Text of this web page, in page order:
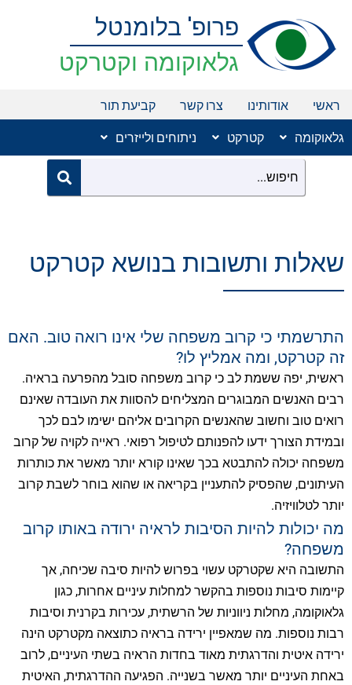
לתוכן
פרופ' בלומנטל
גלאוקומה וקטרקט
ראשי אודותינו צרו קשר קביעת תור
גלאוקומה קטרקט ניתוחים ולייזרים
שאלות ותשובות בנושא קטרקט
התרשמתי כי קרוב משפחה שלי אינו רואה טוב. האם
זה קטרקט, ומה אמליץ לו?
ראשית, יפה ששמת לב כי קרוב משפחה סובל מהפרעה בראיה.
רבים האנשים המבוגרים המצליחים להסוות את העובדה שאינם
רואים טוב וחשוב שהאנשים הקרובים אליהם ישימו לבם לכך
ובמידת הצורך ידעו להפנותם לטיפול רפואי. ראייה לקויה של קרוב
משפחה יכולה להתבטא בכך שאינו קורא יותר מאשר את כותרות
העיתונים, שהפסיק להתעניין בקריאה או שהוא בוחר לשבת קרוב
יותר לטלוויזיה.
מה יכולות להיות הסיבות לראיה ירודה באותו קרוב
משפחה?
התשובה היא שקטרקט עשוי בפרוש להיות סיבה שכיחה, אך
קיימות סיבות נוספות בהקשר למחלות עיניים אחרות, כגון
גלאוקומה, מחלות ניווניות של הרשתית, עכירות בקרנית וסיבות
רבות נוספות. מה שמאפיין ירידה בראיה כתוצאה מקטרקט הינה
ירידה איטית והדרגתית מאוד בחדות הראיה בשתי העיניים, לרוב
באחת העיניים יותר מאשר בשנייה. הפגיעה ההדרגתית, האיטית